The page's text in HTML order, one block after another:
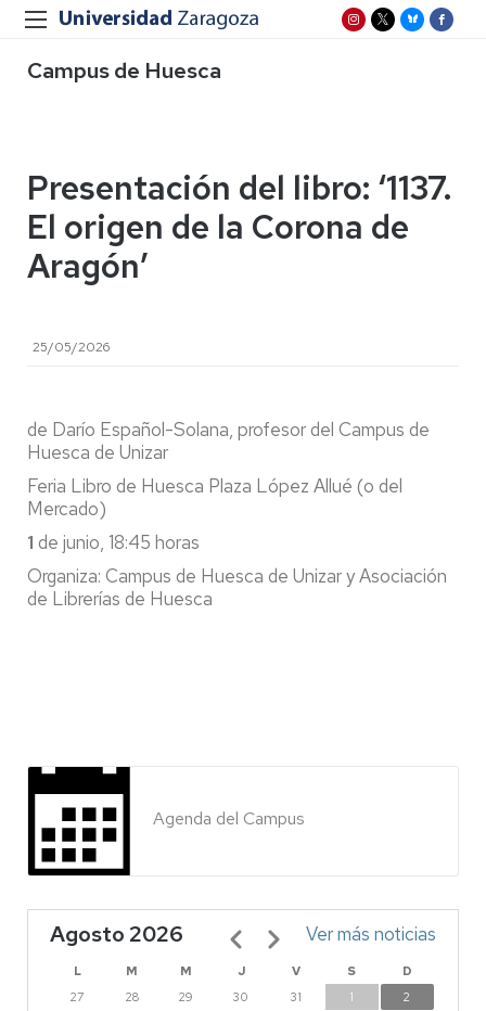
Campus de Huesca
Presentación del libro: ‘1137.
El origen de la Corona de
Aragón’
25/05/2026
de Darío Español-Solana, profesor del Campus de
Huesca de Unizar
Feria Libro de Huesca Plaza López Allué (o del
Mercado)
1 de junio, 18:45 horas
Organiza: Campus de Huesca de Unizar y Asociación
de Librerías de Huesca
Agenda del Campus
Agosto 2026
L M M J V S
D
27
28 29 30 31 1
2
Paginación Ver más noticias